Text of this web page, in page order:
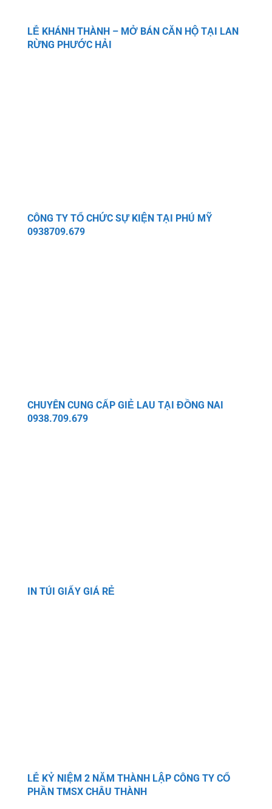
LỄ KHÁNH THÀNH – MỞ BÁN CĂN HỘ TẠI LAN
RỪNG PHƯỚC HẢI
CÔNG TY TỔ CHỨC SỰ KIỆN TẠI PHÚ MỸ
0938709.679
CHUYÊN CUNG CẤP GIẺ LAU TẠI ĐỒNG NAI
0938.709.679
IN TÚI GIẤY GIÁ RẺ
LỄ KỶ NIỆM 2 NĂM THÀNH LẬP CÔNG TY CỔ
PHẦN TMSX CHÂU THÀNH